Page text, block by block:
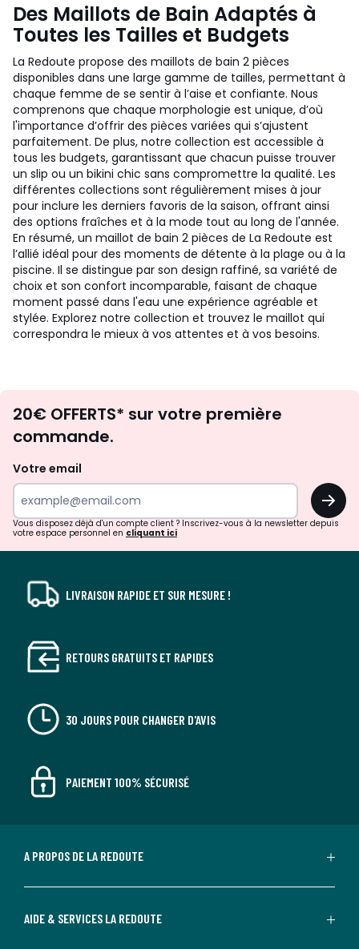
Des Maillots de Bain Adaptés à
Toutes les Tailles et Budgets
La Redoute propose des maillots de bain 2 pièces
disponibles dans une large gamme de tailles, permettant à
chaque femme de se sentir à l’aise et confiante. Nous
comprenons que chaque morphologie est unique, d’où
l'importance d’offrir des pièces variées qui s’ajustent
parfaitement. De plus, notre collection est accessible à
tous les budgets, garantissant que chacun puisse trouver
un slip ou un bikini chic sans compromettre la qualité. Les
différentes collections sont régulièrement mises à jour
pour inclure les derniers favoris de la saison, offrant ainsi
des options fraîches et à la mode tout au long de l'année.
En résumé, un maillot de bain 2 pièces de La Redoute est
l’allié idéal pour des moments de détente à la plage ou à la
piscine. Il se distingue par son design raffiné, sa variété de
choix et son confort incomparable, faisant de chaque
moment passé dans l'eau une expérience agréable et
stylée. Explorez notre collection et trouvez le maillot qui
correspondra le mieux à vos attentes et à vos besoins.
d'inspirations
surprises?
20€ OFFERTS* sur votre première
commande.
Votre email
OK
Vous disposez déjà d'un compte client ? Inscrivez-vous à la newsletter depuis
votre espace personnel en cliquant ici
LIVRAISON RAPIDE ET SUR MESURE !
RETOURS GRATUITS ET RAPIDES
30 JOURS POUR CHANGER D'AVIS
PAIEMENT 100% SÉCURISÉ
A PROPOS DE LA REDOUTE
AIDE & SERVICES LA REDOUTE